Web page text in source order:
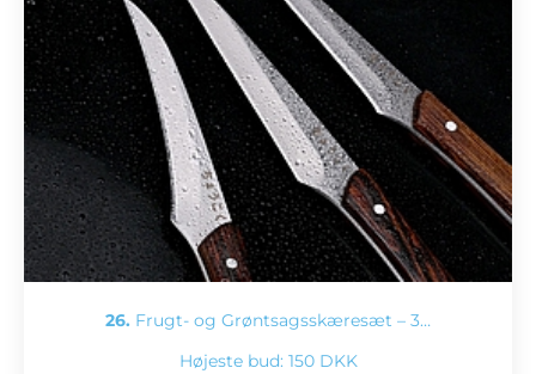
26. Frugt- og Grøntsagsskæresæt – 3…
Højeste bud: 150 DKK